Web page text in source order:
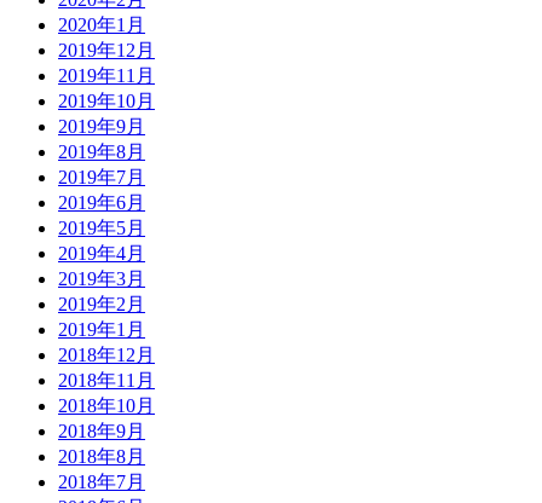
2020年1月
2019年12月
2019年11月
2019年10月
2019年9月
2019年8月
2019年7月
2019年6月
2019年5月
2019年4月
2019年3月
2019年2月
2019年1月
2018年12月
2018年11月
2018年10月
2018年9月
2018年8月
2018年7月